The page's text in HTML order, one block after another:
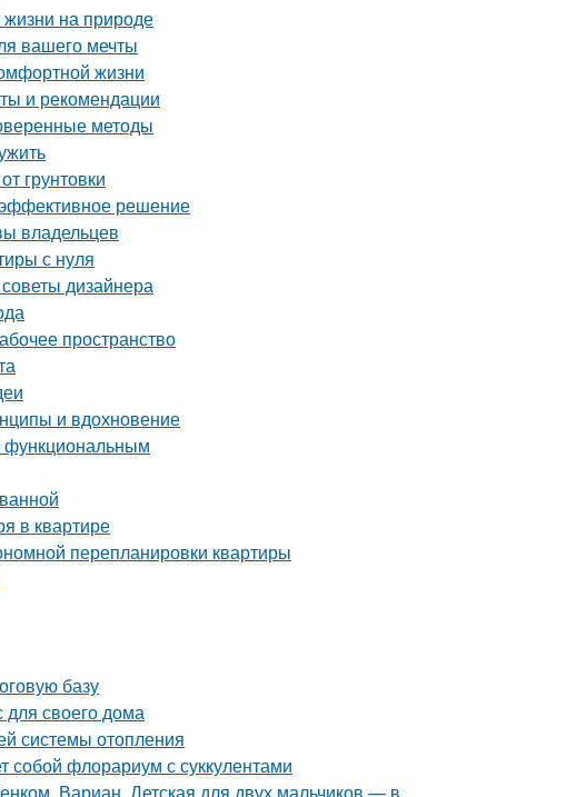
на природе
вашего мечты
жизни
и рекомендации
методы
грунтовки
эффективное решение
владельцев
с нуля
дизайнера
пространство
и вдохновение
функциональным
в квартире
перепланировки квартиры
базу
для своего дома
системы отопления
собой флорариум с суккулентами